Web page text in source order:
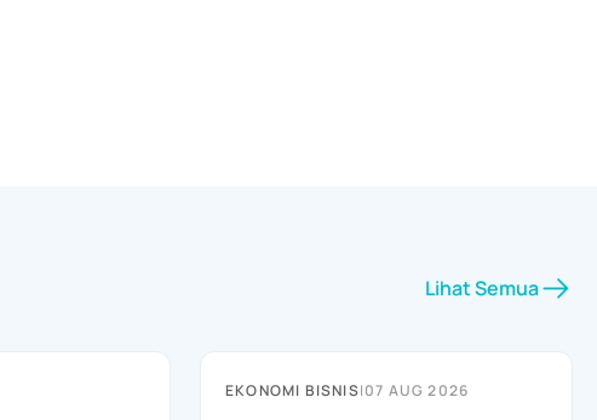
Lihat Semua
EKONOMI BISNIS|07 AUG 2026